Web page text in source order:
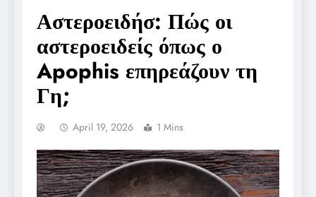
Αστεροειδήσ: Πώς οι
αστεροειδείς όπως ο
Apophis επηρεάζουν τη
Γη;
April 19, 2026 1 Mins